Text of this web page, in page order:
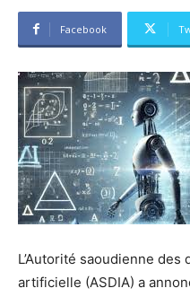
Facebook
L’Autorité saoudienne
artificielle (ASDIA) a